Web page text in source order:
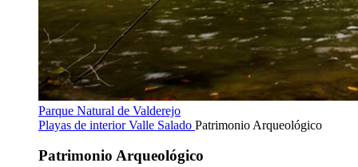
Parque Natural de Valderejo
Playas de interiorValle Salado Patrimonio Arqueológico
Patrimonio Arqueológico